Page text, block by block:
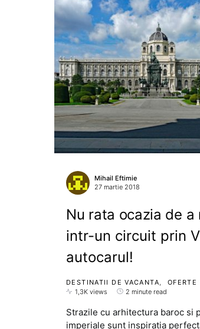
Mihail Eftimie
27 martie 2018
Nu rata ocazia de a
intr-un circuit prin
autocarul!
DESTINATII DE VACANTA
OFERTE
1,3K views
2 minute read
Strazile cu arhitectura baroc si
imperiale sunt inspiratia